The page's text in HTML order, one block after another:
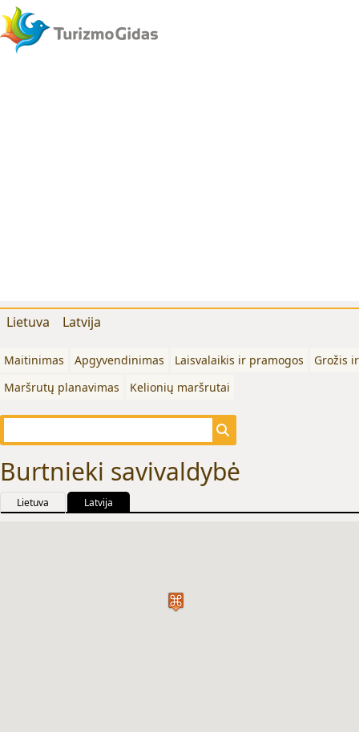
Lietuva Latvija
Maitinimas Apgyvendinimas Laisvalaikis ir pramogos
Grožis
Maršrutų planavimas
Kelionių maršrutai
Burtnieki savivaldybė
Lietuva Latvija